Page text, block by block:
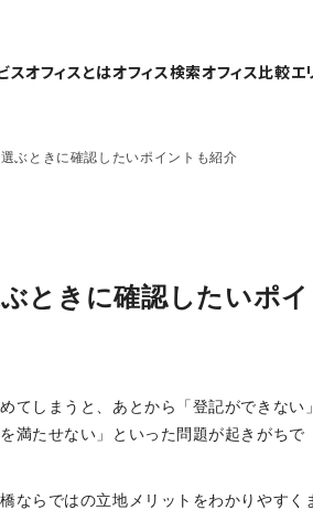
スオフィスとはオフィス検索オフィス比較エ
ぶときに確認したいポイントも紹介
ときに確認したいポイ
てしまうと、あとから「登記ができない
満たせない」といった問題が起きがちで
ならではの立地メリットをわかりやすく